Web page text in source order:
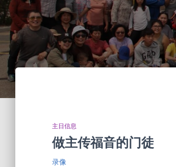
主日信息
做主传福音的门徒
录像